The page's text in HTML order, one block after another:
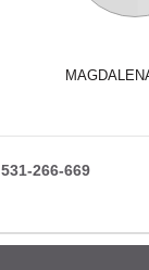
531-266-669